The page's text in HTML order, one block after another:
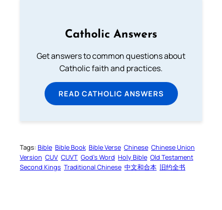
Catholic Answers
Get answers to common questions about
Catholic faith and practices.
READ CATHOLIC ANSWERS
Tags: Bible Bible Book Bible Verse Chinese Chinese Union
Version CUV CUVT God’s Word Holy Bible Old Testament
Second Kings Traditional Chinese 中文和合本 旧约全书